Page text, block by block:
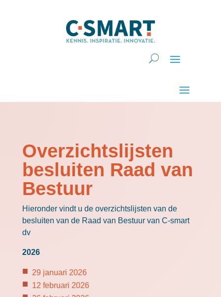
Overzichtslijsten
besluiten Raad van
Bestuur
Hieronder vindt u de overzichtslijsten van de
besluiten van de Raad van Bestuur van C-smart
dv
2026
29 januari 2026
12 februari 2026